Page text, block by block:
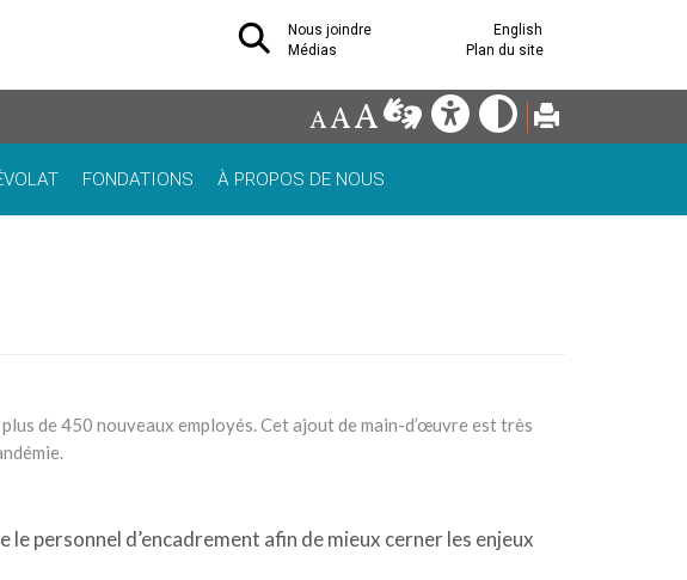
Nous joindre
English
Médias
Plan du site
FONDATIONS À PROPOS DE NOUS
de 450 nouveaux employés. Cet ajout de main-d’œuvre est très
personnel d’encadrement afin de mieux cerner les enjeux